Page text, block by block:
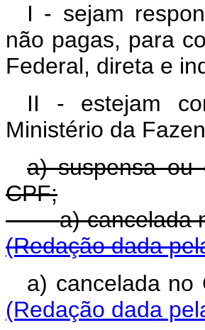
I - sejam
não pagas, para
Federal, direta e
II - estejam
Ministério da
a) suspensa ou
CPF;
a)
(Redação dada
a) cancelada
(Redação dada